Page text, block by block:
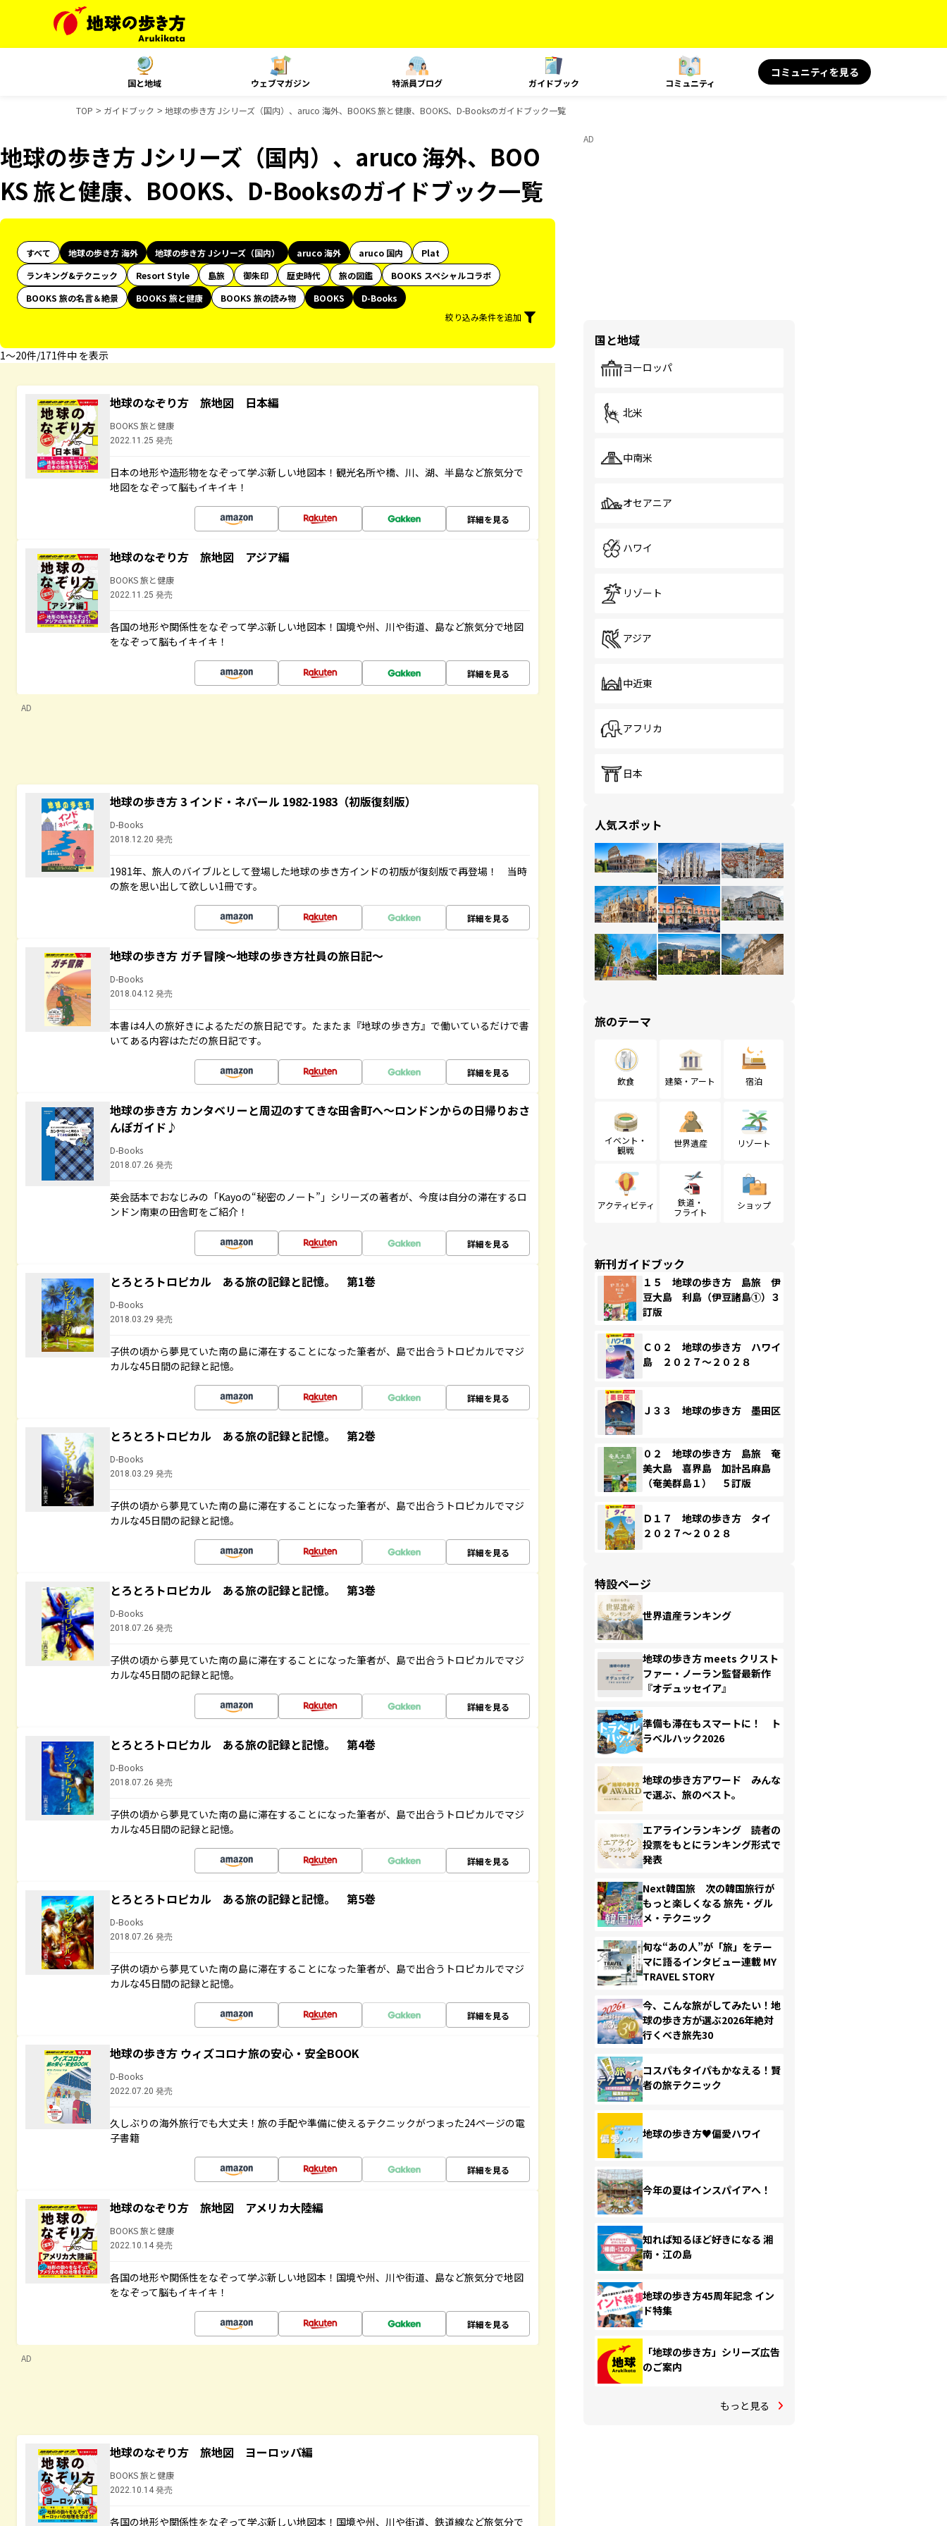
国と地域 ウェブマガジン 特派員ブログ ガイドブック コミュニティ
コミュニティを見る
TOP ガイドブック 地球の歩き方 Jシリーズ（国内）、aruco 海外、BOOKS 旅と健康、BOOKS、D-Booksのガイドブック一覧
地球の歩き方 Jシリーズ（国内）、aruco 海外、BOO
KS 旅と健康、BOOKS、D-Booksのガイドブック一覧
すべて 地球の歩き方 海外 地球の歩き方 Jシリーズ（国内） aruco 海外 aruco 国内
Plat
ランキング&テクニック
Resort Style 島旅 御朱印 歴史時代 旅の図鑑
BOOKS スペシャルコラボ
BOOKS 旅の名言＆絶景
BOOKS 旅と健康 BOOKS 旅の読み物 BOOKS
D-Books
絞り込み条件を追加
1〜20件/171件中 を表示
地球のなぞり方 旅地図 日本編
BOOKS 旅と健康
2022.11.25 発売
日本の地形や造形物をなぞって学ぶ新しい地図本！観光名所や橋、川、湖、半島など旅気分で
地図をなぞって脳もイキイキ！
詳細を見る
地球のなぞり方 旅地図 アジア編
BOOKS 旅と健康
2022.11.25 発売
各国の地形や関係性をなぞって学ぶ新しい地図本！国境や州、川や街道、島など旅気分で地図
をなぞって脳もイキイキ！
詳細を見る
AD
地球の歩き方 3 インド・ネパール 1982-1983（初版復刻版）
D-Books
2018.12.20 発売
1981年、旅人のバイブルとして登場した地球の歩き方インドの初版が復刻版で再登場！ 当時
の旅を思い出して欲しい1冊です。
詳細を見る
地球の歩き方 ガチ冒険～地球の歩き方社員の旅日記～
D-Books
2018.04.12 発売
本書は4人の旅好きによるただの旅日記です。たまたま『地球の歩き方』で働いているだけで書
いてある内容はただの旅日記です。
詳細を見る
地球の歩き方 カンタベリーと周辺のすてきな田舎町へ～ロンドンからの日帰りおさ
んぽガイド♪
D-Books
2018.07.26 発売
英会話本でおなじみの「Kayoの“秘密のノート”」シリーズの著者が、今度は自分の滞在するロ
ンドン南東の田舎町をご紹介！
詳細を見る
とろとろトロピカル ある旅の記録と記憶。 第1巻
D-Books
2018.03.29 発売
子供の頃から夢見ていた南の島に滞在することになった筆者が、島で出合うトロピカルでマジ
カルな45日間の記録と記憶。
詳細を見る
とろとろトロピカル ある旅の記録と記憶。 第2巻
D-Books
2018.03.29 発売
子供の頃から夢見ていた南の島に滞在することになった筆者が、島で出合うトロピカルでマジ
カルな45日間の記録と記憶。
詳細を見る
とろとろトロピカル ある旅の記録と記憶。 第3巻
D-Books
2018.07.26 発売
子供の頃から夢見ていた南の島に滞在することになった筆者が、島で出合うトロピカルでマジ
カルな45日間の記録と記憶。
詳細を見る
とろとろトロピカル ある旅の記録と記憶。 第4巻
D-Books
2018.07.26 発売
子供の頃から夢見ていた南の島に滞在することになった筆者が、島で出合うトロピカルでマジ
カルな45日間の記録と記憶。
詳細を見る
とろとろトロピカル ある旅の記録と記憶。 第5巻
D-Books
2018.07.26 発売
子供の頃から夢見ていた南の島に滞在することになった筆者が、島で出合うトロピカルでマジ
カルな45日間の記録と記憶。
詳細を見る
地球の歩き方 ウィズコロナ旅の安心・安全BOOK
D-Books
2022.07.20 発売
久しぶりの海外旅行でも大丈夫！旅の手配や準備に使えるテクニックがつまった24ページの電
子書籍
詳細を見る
地球のなぞり方 旅地図 アメリカ大陸編
BOOKS 旅と健康
2022.10.14 発売
各国の地形や関係性をなぞって学ぶ新しい地図本！国境や州、川や街道、島など旅気分で地図
をなぞって脳もイキイキ！
詳細を見る
AD
地球のなぞり方 旅地図 ヨーロッパ編
BOOKS 旅と健康
2022.10.14 発売
各国の地形や関係性をなぞって学ぶ新しい地図本！国境や州、川や街道、鉄道線など旅気分で
AD
国と地域
ヨーロッパ
北米
中南米
オセアニア
ハワイ
リゾート
アジア
中近東
アフリカ
日本
人気スポット
旅のテーマ
飲食 建築・アート 宿泊
イベント・
観戦
世界遺産 リゾート
アクティビティ
鉄道・
フライト
ショップ
新刊ガイドブック
１５ 地球の歩き方 島旅 伊
豆大島 利島（伊豆諸島①）３
訂版
Ｃ０２ 地球の歩き方 ハワイ
島 ２０２７～２０２８
Ｊ３３ 地球の歩き方 墨田区
０２ 地球の歩き方 島旅 奄
美大島 喜界島 加計呂麻島
（奄美群島１） ５訂版
Ｄ１７ 地球の歩き方 タイ
２０２７～２０２８
特設ページ
世界遺産ランキング
地球の歩き方 meets クリスト
ファー・ノーラン監督最新作
『オデュッセイア』
準備も滞在もスマートに！ ト
ラベルハック2026
地球の歩き方アワード みんな
で選ぶ、旅のベスト。
エアラインランキング 読者の
投票をもとにランキング形式で
発表
Next韓国旅 次の韓国旅行が
もっと楽しくなる 旅先・グル
メ・テクニック
旬な“あの人”が「旅」をテー
マに語るインタビュー連載 MY
TRAVEL STORY
今、こんな旅がしてみたい！地
球の歩き方が選ぶ2026年絶対
行くべき旅先30
コスパもタイパもかなえる！賢
者の旅テクニック
地球の歩き方♥偏愛ハワイ
今年の夏はインスパイアへ！
知れば知るほど好きになる 湘
南・江の島
地球の歩き方45周年記念 イン
ド特集
「地球の歩き方」シリーズ広告
のご案内
もっと見る